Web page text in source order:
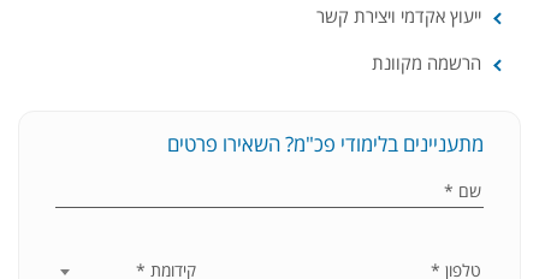
ייעוץ אקדמי ויצירת קשר
הרשמה מקוונת
מתעניינים בלימודי פכ"מ? השאירו פרטים
שם *
טלפון* קידומת *